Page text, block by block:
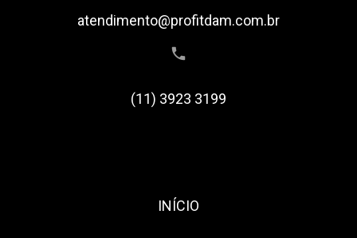
atendimento@profitdam.com.br
(11) 3923 3199
INÍCIO